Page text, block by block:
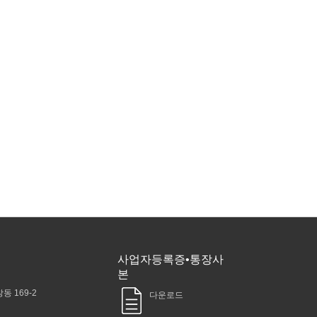
사업자등록증•통장사
본
동 169-2 다운로드